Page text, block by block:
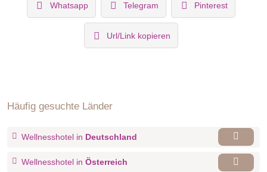
Whatsapp Telegram Pinterest
Url/Link kopieren
Häufig gesuchte Länder
Wellnesshotel in Deutschland
Wellnesshotel in Österreich